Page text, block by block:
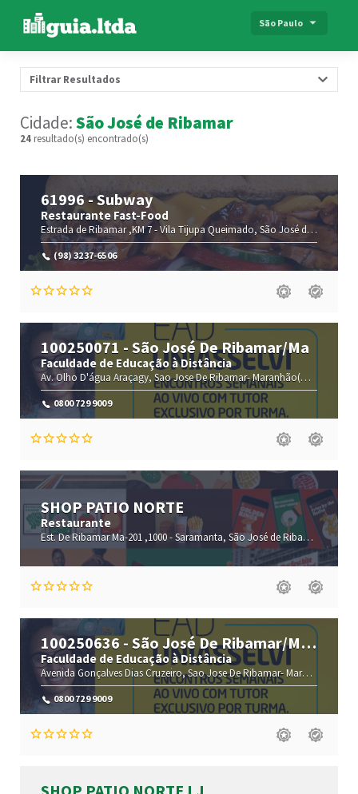
São Paulo
Filtrar Resultados
Cidade:São José de Ribamar
24 resultado(s) encontrado(s)
61996 - Subway
Restaurante Fast-Food
Estrada de Ribamar ,KM 7 -Vila Tijupa Queimado, São José de Ribamar-
(98) 3237-6506
100250071 - São José De Ribamar/Ma
Faculdade de Educação à Distância
Av. Olho D'água Araçagy, Sao Jose De Ribamar-Maranhão(MA)
0800 729 9009
SHOP PATIO NORTE
Restaurante
Est. De Ribamar Ma-201 ,1000 -Saramanta, São José de Ribamar-
100250636 - São José De Ribamar/Ma
- Cruzeiro
Faculdade de Educação à Distância
Avenida Gonçalves Dias Cruzeiro,Sao Jose De Ribamar-Maranhão(MA)
0800 729 9009